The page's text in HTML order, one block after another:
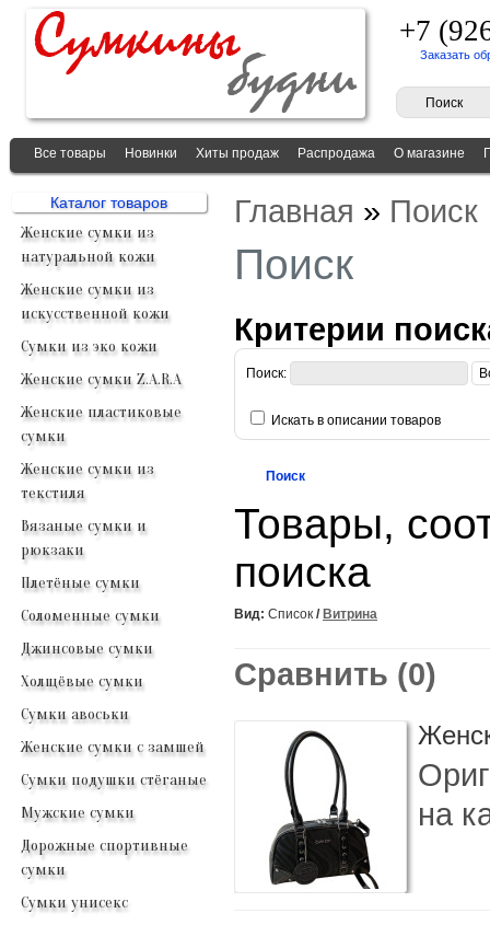
+7
Заказать
Все товары Новинки Хиты продаж Распродажа О магазине
Каталог товаров
Женские сумки из
натуральной кожи
Женские сумки из
искусственной кожи
Сумки из эко кожи
Женские сумки Z.A.R.A
Женские пластиковые
сумки
Женские сумки из
текстиля
Вязаные сумки и
рюкзаки
Плетёные сумки
Соломенные сумки
Джинсовые сумки
Холщёвые сумки
Сумки авоськи
Женские сумки с замшей
Сумки подушки стёганые
Мужские сумки
Дорожные спортивные
сумки
Сумки унисекс
Главная » Поиск
Поиск
Критерии
Поиск:
Искать в описании товаров
Товары,
поиска
Вид: Список / Витрина
Сравнить (0)
на